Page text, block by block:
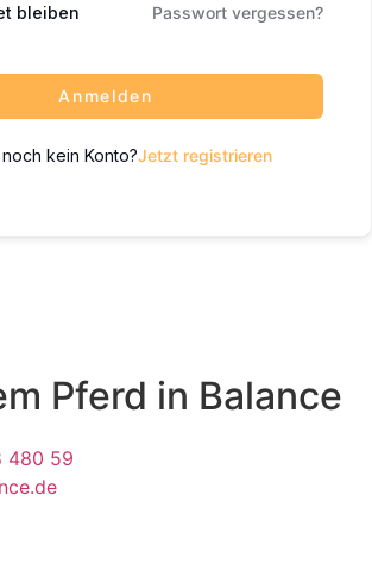
bleiben Passwort vergessen?
Anmelden
kein Konto?Jetzt registrieren
Pferd in Balance
480 59